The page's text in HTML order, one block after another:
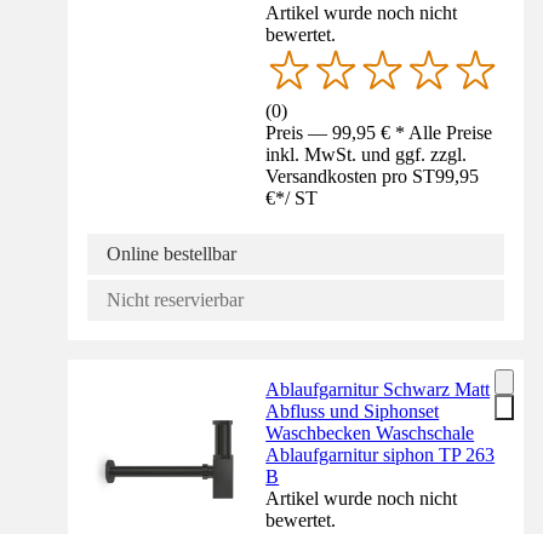
Artikel wurde noch nicht
bewertet.
(0)
Preis — 99,95 € * Alle Preise
inkl. MwSt. und ggf. zzgl.
Versandkosten pro ST99,95
€*/ ST
Online bestellbar
Nicht reservierbar
Ablaufgarnitur Schwarz Matt
Abfluss und Siphonset
Waschbecken Waschschale
Ablaufgarnitur siphon TP 263
B
Artikel wurde noch nicht
bewertet.